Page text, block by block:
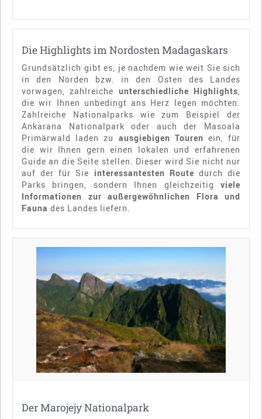
Die Highlights im Nordosten Madagaskars
Grundsätzlich gibt es, je nachdem wie weit Sie sich
in den Norden bzw. in den Osten des Landes
vorwagen, zahlreiche unterschiedliche Highlights
die wir Ihnen unbedingt ans Herz legen möchten.
Zahlreiche Nationalparks wie zum Beispiel der
Ankarana Nationalpark oder auch der Masoala
Primärwald laden zu ausgiebigen Touren ein, für
die wir Ihnen gern einen lokalen und erfahrenen
Guide an die Seite stellen. Dieser wird Sie nicht nur
auf der für Sie interessantesten Route durch die
Parks bringen, sondern Ihnen gleichzeitig viele
Informationen zur außergewöhnlichen Flora und
Fauna des Landes liefern.
Der Marojejy Nationalpark